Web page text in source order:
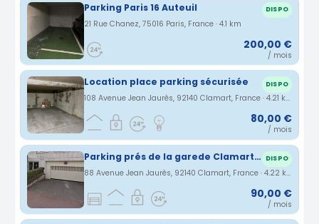
Parking Paris 16 Auteuil DISPO
21 Rue Chanez, 75016 Paris, France · 4.1 km
200,00 €
/ mois
Location place parking sécurisée DISPO
108 Avenue Jean Jaurès, 92140 Clamart, France · 4.21 km
80,00 €
/ mois
Parking prés de la garede Clamart (92140) DISPO
88 Avenue Jean Jaurès, 92140 Clamart, France · 4.22 km
90,00 €
/ mois